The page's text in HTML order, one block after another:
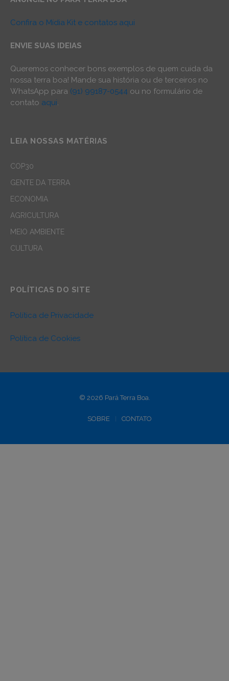
Confira o Mídia Kit e contatos aqui
ENVIE SUAS IDEIAS
Queremos conhecer bons exemplos de quem cuida da
nossa terra boa! Mande sua história ou de terceiros no
WhatsApp para (91) 99187-0544 ou no formulário de
contato aqui.
LEIA NOSSAS MATÉRIAS
COP30
GENTE DA TERRA
ECONOMIA
AGRICULTURA
MEIO AMBIENTE
CULTURA
POLÍTICAS DO SITE
Política de Privacidade
Política de Cookies
© 2026 Pará Terra Boa.
SOBRE CONTATO